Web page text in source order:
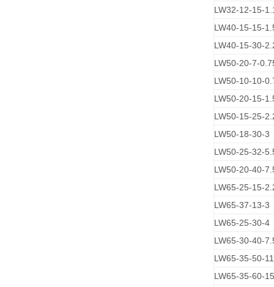
LW32-12-15-
LW40-15-15-
LW40-15-30-
LW50-20-7-
LW50-10-10-
LW50-20-15-
LW50-15-25-
LW50-18-30-3
LW50-25-32-
LW50-20-40-
LW65-25-15-
LW65-37-13-3
LW65-25-30-4
LW65-30-40-
LW65-35-50-11
LW65-35-60-